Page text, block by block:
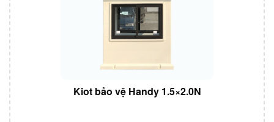
Kiot bảo vệ Handy 1.5×2.0N